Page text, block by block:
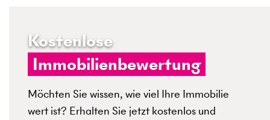
Kostenlose
Immobilienbewertung
Möchten Sie wissen, wie viel Ihre Immobilie
wert ist? Erhalten Sie jetzt kostenlos und